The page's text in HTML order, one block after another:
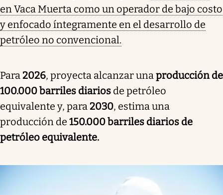
en Vaca Muerta como un operador de bajo costo
y enfocado íntegramente en el desarrollo de
petróleo no convencional.
Para2026, proyecta alcanzar unaproducción de
100.000 barriles diarios de petróleo
equivalente y, para2030, estima una
producción de 150.000 barriles diarios de
petróleo equivalente.